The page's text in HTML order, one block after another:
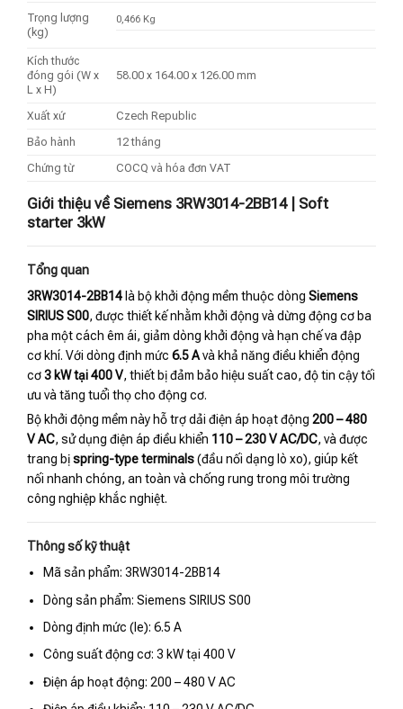
Trọng lượng
(kg)
0,466 Kg
Kích thước
đóng gói (W x
L x H)
58.00 x 164.00 x 126.00 mm
Xuất xứ
Czech Republic
Bảo hành
12 tháng
Chứng từ
COCQ và hóa đơn VAT
Giới thiệu về Siemens 3RW3014-2BB14 | Soft
starter 3kW
Tổng quan
3RW3014-2BB14 là bộ khởi động mềm thuộc dòng Siemens
SIRIUS S00, được thiết kế nhằm khởi động và dừng động cơ ba
pha một cách êm ái, giảm dòng khởi động và hạn chế va đập
cơ khí. Với dòng định mức 6.5 Avà khả năng điều khiển động
cơ3 kW tại 400 V, thiết bị đảm bảo hiệu suất cao, độ tin cậy tối
ưu và tăng tuổi thọ cho động cơ.
Bộ khởi động mềm này hỗ trợ dải điện áp hoạt động 200 – 480
V AC, sử dụng điện áp điều khiển 110 – 230 V AC/DC, và được
trang bịspring-type terminals(đầu nối dạng lò xo), giúp kết
nối nhanh chóng, an toàn và chống rung trong môi trường
công nghiệp khắc nghiệt.
Thông số kỹ thuật
Mã sản phẩm: 3RW3014-2BB14
Dòng sản phẩm: Siemens SIRIUS S00
Dòng định mức (Ie): 6.5 A
Công suất động cơ: 3 kW tại 400 V
Điện áp hoạt động: 200 – 480 V AC